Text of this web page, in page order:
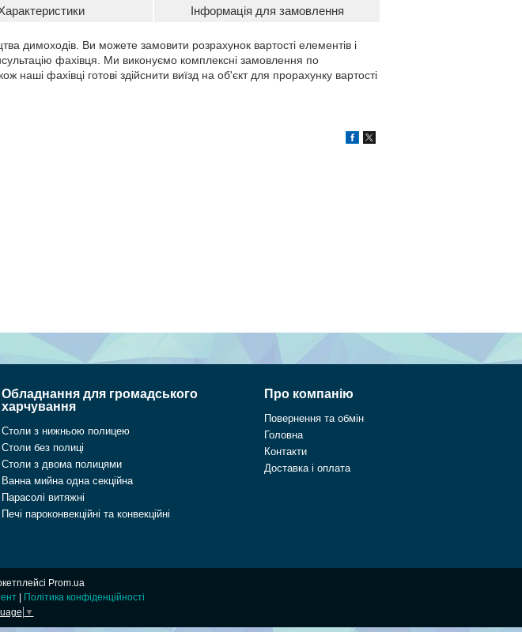
Інформація для замовлення
димоходів. Ви можете замовити розрахунок вартості елементів і
фахівця. Ми виконуємо комплексні замовлення по
наші фахівці готові здійснити виїзд на об'єкт для прорахунку вартості
Обладнання для громадського
харчування
Столи з нижньою полицею
Столи без полиці
Столи з двома полицями
Ванна мийна одна секційна
Парасолі витяжні
Печі пароконвекційні та конвекційні
Про компанію
Повернення та обмін
Головна
Контакти
Доставка і оплата
Prom.ua
Політика конфіденційності
▼